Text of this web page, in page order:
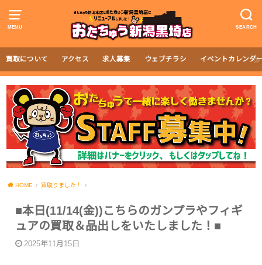
MENU SEARCH
買取について アクセス 求人募集 ウェブチラシ イベントカレンダ
HOME 買取りました！
■本日(11/14(金))こちらのガンプラやフィギ
ュアの買取＆品出しをいたしました！■
2025年11月15日